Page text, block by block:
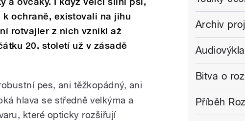
ochraně, existovali na jihu
rotvajler z nich vznikl až
20. století už v zásadě
pes, ani těžkopádný, ani
hlava se středně velkýma a
které opticky rozšiřují
Archiv
Bitva o
Příběh